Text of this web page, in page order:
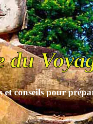
du
et conseils pour